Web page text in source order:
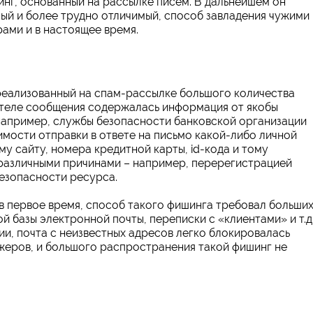
и более трудно отличимый, способ завладения чужими
и в настоящее время.
на спам-рассылке большого количества
сообщения содержалась информация от якобы
службы безопасности банковской организации
отправки в ответе на письмо какой-либо личной
сайту, номера кредитной карты, id-кода и тому
причинами – например, перерегистрацией
ресурса.
время, способ такого фишинга требовал больших
базы электронной почты, переписки с «клиентами» и
почта с неизвестных адресов легко блокировалась
и большого распространения такой фишинг не